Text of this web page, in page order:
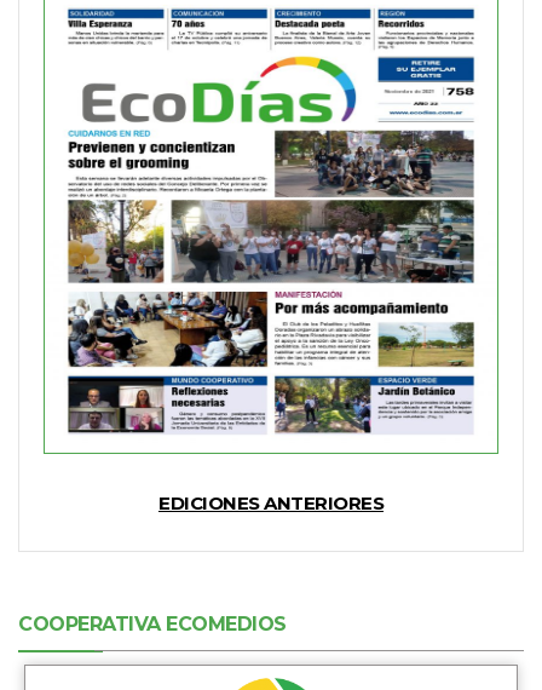
EDICIONES ANTERIORES
COOPERATIVA ECOMEDIOS